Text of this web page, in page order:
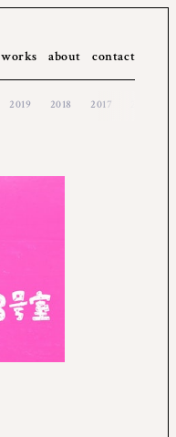
works about contact
2019 2018 2017